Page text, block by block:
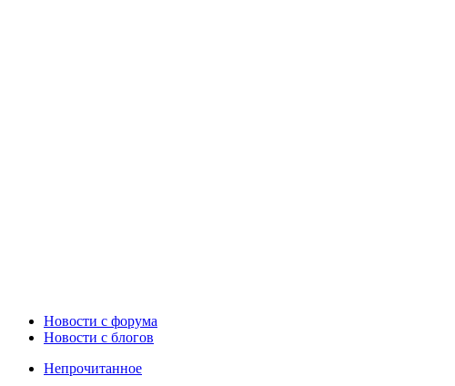
Новости c форума
Новости с блогов
Непрочитанное